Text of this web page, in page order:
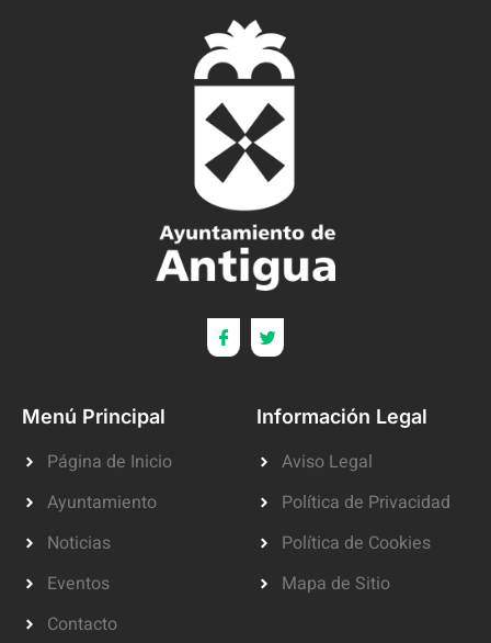
Menú Principal
Página de Inicio
Ayuntamiento
Noticias
Eventos
Contacto
Información Legal
Aviso Legal
Política de Privacidad
Política de Cookies
Mapa de Sitio